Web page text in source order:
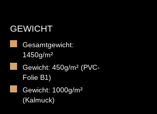
GEWICHT
Gesamtgewicht:
1450g/m²
Gewicht: 450g/m² (PVC-
Folie B1)
Gewicht: 1000g/m²
(Kalmuck)